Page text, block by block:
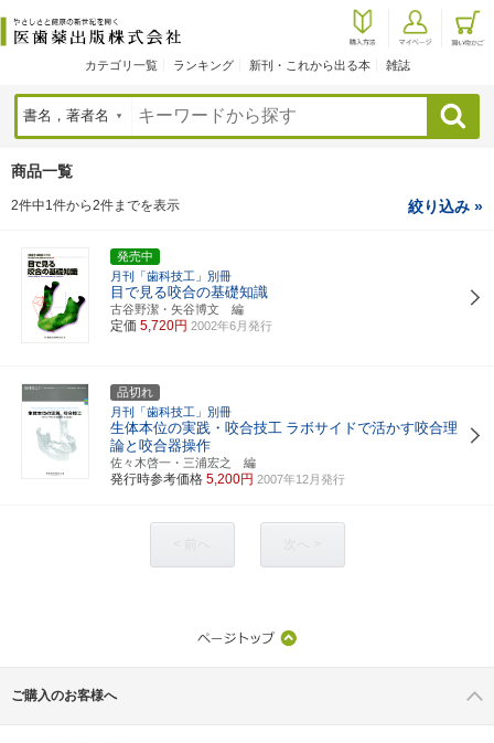
カテゴリ一覧 ランキング 新刊・これから出る本 雑誌
検索
商品一覧
2件中1件から2件までを表示 絞り込み »
発売中
月刊「歯科技工」別冊
目で見る咬合の基礎知識
古谷野潔・矢谷博文 編
定価 5,720円 2002年6月発行
品切れ
月刊「歯科技工」別冊
生体本位の実践・咬合技工 ラボサイドで活かす咬合理
論と咬合器操作
佐々木啓一・三浦宏之 編
発行時参考価格 5,200円 2007年12月発行
ご購入のお客様へ